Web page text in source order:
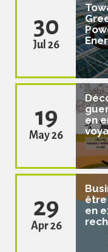
30
Jul 26
19
May 26
en
29
Apr 26
être
en